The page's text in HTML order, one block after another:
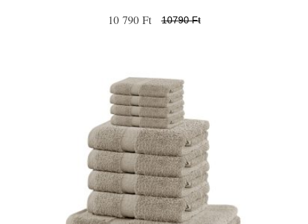
10 790 Ft 10790 Ft